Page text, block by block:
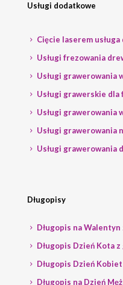
Usługi dodatkowe
Cięcie laserem usługa
Usługi frezowania
Usługi grawerowania
Usługi grawerskie dla
Usługi grawerowania
Usługi grawerowania
Usługi grawerowania
Długopisy
Długopis na
Długopis Dzień Kota
Długopis Dzień
Długopis na Dzień